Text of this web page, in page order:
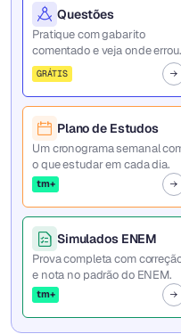
Questões
Pratique com gabarito
comentado e veja onde errou.
GRÁTIS
Plano de Estudos
Um cronograma semanal
o que estudar em cada dia.
tm+
Simulados ENEM
Prova completa com
e nota no padrão do ENEM.
tm+